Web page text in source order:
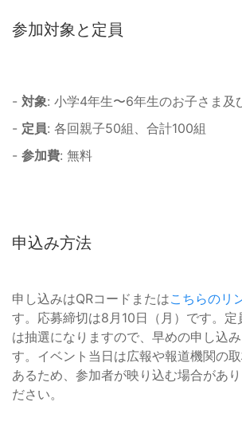
参加対象と定員
- 対象: 小学4年生〜6年生のお子さま及
- 定員: 各回親子50組、合計100組
- 参加費: 無料
申込み方法
申し込みはQRコードまたはこちらのリ
す。応募締切は8月10日（月）です。定
は抽選になりますので、早めの申し込
す。イベント当日は広報や報道機関の
あるため、参加者が映り込む場合があ
ださい。